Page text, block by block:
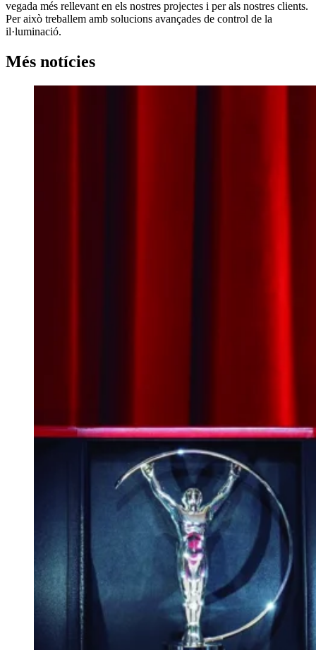
vegada més rellevant en els nostres projectes i per als nostres clients.
Per això treballem amb solucions avançades de control de la
il·luminació.
Més notícies